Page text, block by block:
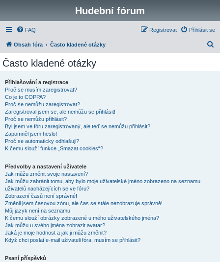
Hudební fórum
FAQ Přihlásit se
Registrovat
Obsah fóra Často kladené otázky
Často kladené otázky
Přihlašování a registrace
Proč se musím zaregistrovat?
Co je to COPPA?
Proč se nemůžu zaregistrovat?
Zaregistroval jsem se, ale nemůžu se přihlásit!
Proč se nemůžu přihlásit?
Byl jsem ve fóru zaregistrovaný, ale teď se nemůžu přihlásit?!
Zapomněl jsem heslo!
Proč se automaticky odhlašuji?
K čemu slouží funkce „Smazat cookies“?
Předvolby a nastavení uživatele
Jak můžu změnit svoje nastavení?
Jak můžu zabránit tomu, aby bylo moje uživatelské jméno zobrazeno na seznamu
uživatelů nacházejících se ve fóru?
Zobrazení časů není správné!
Změnil jsem časovou zónu, ale čas se stále nezobrazuje správně!
Můj jazyk není na seznamu!
K čemu slouží obrázky zobrazené u mého uživatelského jména?
Jak můžu u svého jména zobrazit avatar?
Jaká je moje hodnost a jak ji můžu změnit?
Když chci poslat e-mail uživateli fóra, musím se přihlásit?
Psaní příspěvků